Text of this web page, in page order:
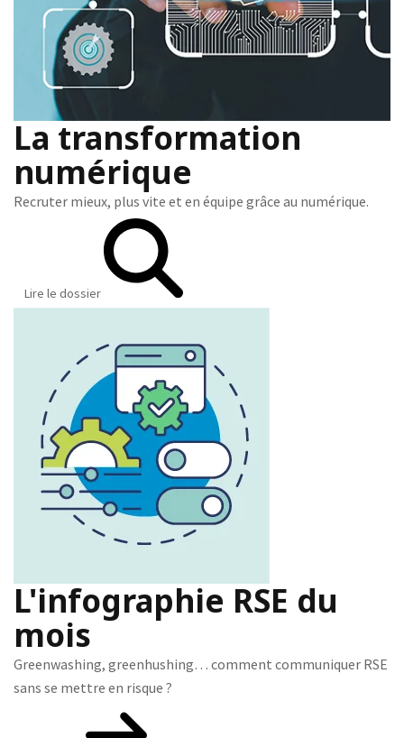
La transformation
numérique
Recruter mieux, plus vite et en équipe grâce au numérique.
Lire le dossier
L'infographie RSE du
mois
Greenwashing, greenhushing… comment communiquer RSE
sans se mettre en risque ?